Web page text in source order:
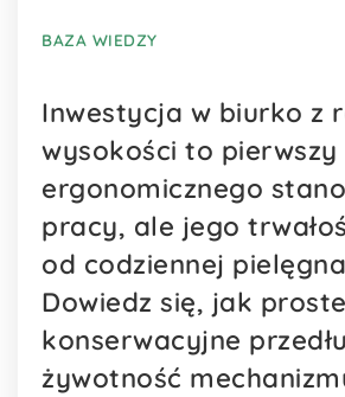
BAZA WIEDZY
Inwestycja w biurko z
wysokości to
ergonomicznego
pracy, ale jego
od codziennej
Dowiedz się, jak
konserwacyjne
żywotność